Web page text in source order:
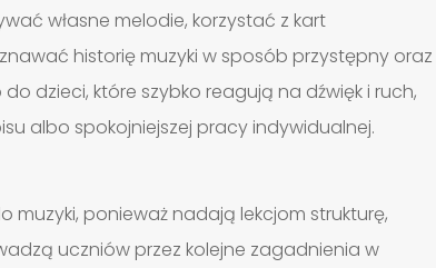
własne melodie, korzystać z kart
historię muzyki w sposób przystępny oraz
dzieci, które szybko reagują na dźwięk i ruch,
albo spokojniejszej pracy indywidualnej.
ponieważ nadają lekcjom strukturę,
uczniów przez kolejne zagadnienia w